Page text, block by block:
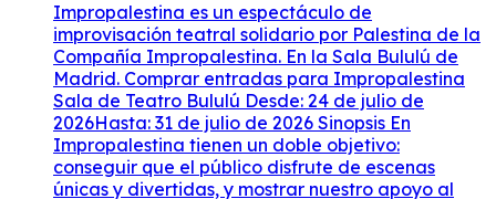
Impropalestina es un espectáculo de
improvisación teatral solidario por Palestina de la
Compañía Impropalestina. En la Sala Bululú de
Madrid. Comprar entradas para Impropalestina
Sala de Teatro Bululú Desde: 24 de julio de
2026Hasta: 31 de julio de 2026 Sinopsis En
Impropalestina tienen un doble objetivo:
conseguir que el público disfrute de escenas
únicas y divertidas, y mostrar nuestro apoyo al